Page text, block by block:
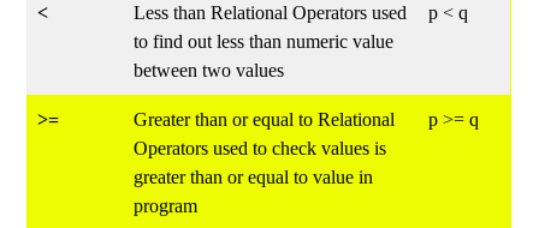
<
Less than Relational Operators used
to find out less than numeric value
between two values
p < q
>=
Greater than or equal to Relational
Operators used to check values is
greater than or equal to value in
program
p >= q